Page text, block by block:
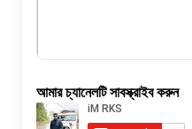
আমার চ্যানেলটি সাবস্ক্রাইব করুন